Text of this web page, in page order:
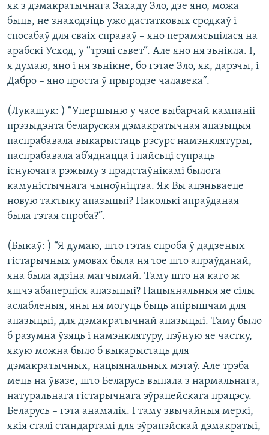
як з дэмакратычнага Захаду Зло, дзе яно, можа
быць, не знаходзіць ужо дастатковых сродкаў і
спосабаў для сваіх справаў – яно перамясьцілася на
арабскі Усход, у “трэці сьвет”. Але яно ня зьнікла. І,
я думаю, яно і ня зьнікне, бо гэтае Зло, як, дарэчы, і
Дабро – яно проста ў прыродзе чалавека”.
(Лукашук: ) “Упершыню у часе выбарчай кампаніі
прэзыдэнта беларуская дэмакратычная апазыцыя
паспрабавала выкарыстаць рэсурс намэнклятуры,
паспрабавала аб’яднацца і пайсьці супраць
існуючага рэжыму з прадстаўнікамі былога
камуністычнага чыноўніцтва. Як Вы ацэньваеце
новую тактыку апазыцыі? Наколькі апраўданая
была гэтая спроба?”.
(Быкаў: ) “Я думаю, што гэтая спроба ў дадзеных
гістарычных умовах была ня тое што апраўданай,
яна была адзіна магчымай. Таму што на каго ж
яшчэ абаперціся апазыцыі? Нацыянальныя яе сілы
аслабленыя, яны ня могуць быць апірышчам для
апазыцыі, для дэмакратычнай апазыцыі. Таму было
б разумна ўзяць і намэнклятуру, пэўную яе частку,
якую можна было б выкарыстаць для
дэмакратычных, нацыянальных мэтаў. Але трэба
мець на ўвазе, што Беларусь выпала з нармальнага,
натуральнага гістарычнага эўрапейскага працэсу.
Беларусь – гэта анамалія. І таму звычайныя меркі,
якія сталі стандартамі для эўрапэйскай дэмакратыі,